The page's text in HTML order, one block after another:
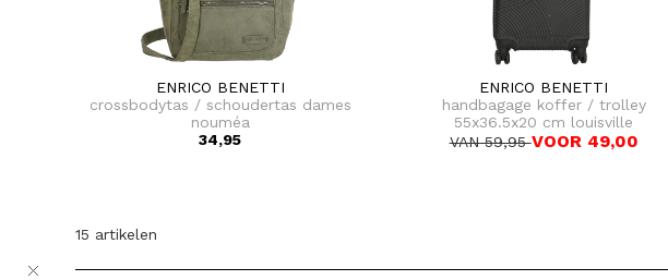
ENRICO BENETTI
crossbodytas / schoudertas dames
nouméa
34,95
ENRICO BENETTI
handbagage koffer / trolley
55x36.5x20 cm louisville
VAN 59,95VOOR 49,00
15 artikelen